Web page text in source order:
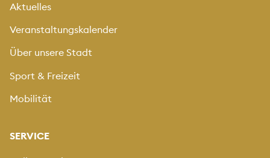
Aktuelles
Veranstaltungskalender
Über unsere Stadt
Sport & Freizeit
Mobilität
SERVICE